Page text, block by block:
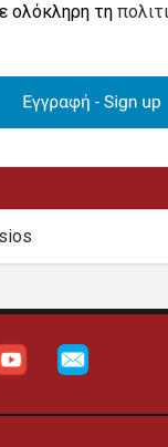
ολόκληρη τη